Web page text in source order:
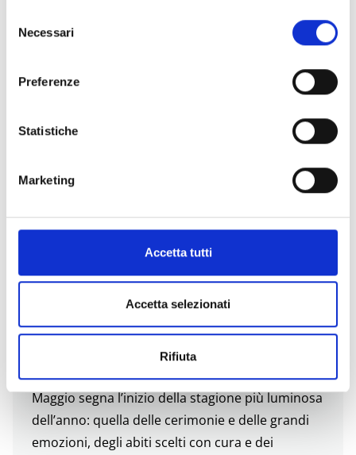
delNecessari
Preferenze
Statistiche
Marketing
Accetta tutti
Accetta selezionati
Rifiuta
SEE-THROUGH STYLE: LEGGEREZZA E
TRASPARENZE DEFINISCONO I MODELLI
DEICHMANN PER LE CERIMONIE PRIMAVERILI
Maggio segna l’inizio della stagione più luminosa
dell’anno: quella delle cerimonie e delle grandi
emozioni, degli abiti scelti con cura e dei